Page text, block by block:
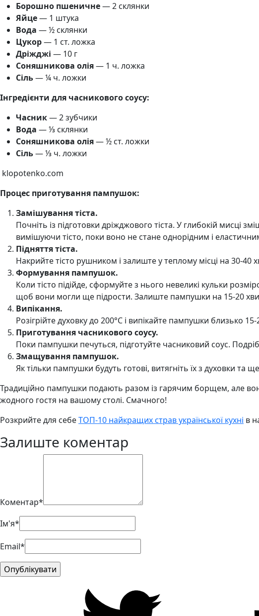
Борошно пшеничне— 2 склянки
Яйце— 1 штука
Вода — ½ склянки
Цукор— 1 ст. ложка
Дріжджі — 10 г
Соняшникова олія— 1 ч. ложка
Сіль— ¼ ч. ложки
Інгредієнти для часникового соусу:
Часник— 2 зубчики
Вода — ⅓ склянки
Соняшникова олія— ½ ст. ложки
Сіль— ⅓ ч. ложки
klopotenko.com
Процес приготування пампушок:
Замішування тіста.
Почніть із підготовки дріжджового тіста. У глибокій мисці
вимішуючи тісто, поки воно не стане однорідним і
Підняття тіста.
Накрийте тісто рушником і залиште у теплому місці на 30-40
Формування пампушок.
Коли тісто підійде, сформуйте з нього невеликі кульки
щоб вони могли ще підрости. Залиште пампушки на 15-20
Випікання.
Розігрійте духовку до 200°C і випікайте пампушки близько
Приготування часникового соусу.
Поки пампушки печуться, підготуйте часниковий соус.
Змащування пампушок.
Як тільки пампушки будуть готові, витягніть їх з духовки
Традиційно пампушки подають разом із гарячим борщем, але
жодного гостя на вашому столі. Смачного!
Розкрийте для себеТОП-10 найкращих страв української кухні в
Залиште коментар
Коментар*
Ім'я*
Email*